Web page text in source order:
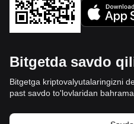
Bitgetda savdo
Bitgetga kriptovalyutalaringizni
past savdo to'lovlaridan